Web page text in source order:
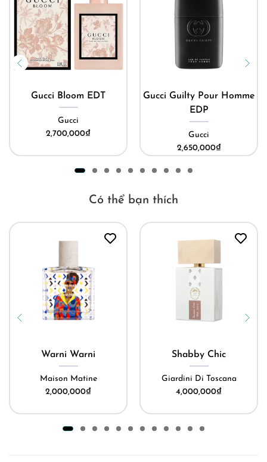
Gucci Bloom EDT
Gucci
2,700,000₫
Gucci Guilty Pour Homme
EDP
Gucci
2,650,000₫
Có thể bạn thích
Warni Warni
Maison Matine
2,000,000₫
Shabby Chic
Giardini Di Toscana
4,000,000₫